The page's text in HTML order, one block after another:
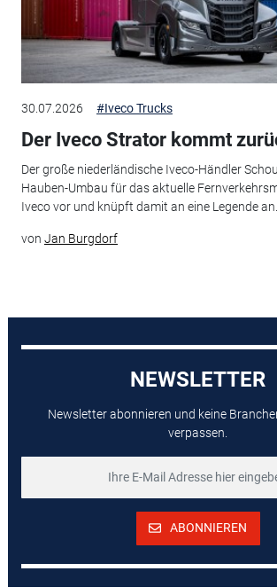
30.07.2026 #Iveco Trucks
Der Iveco Strator kommt
Der große niederländische Iveco-Händler
Hauben-Umbau für das aktuelle
Iveco vor und knüpft damit an eine Legende an.
von Jan Burgdorf
NEWSLETTER
Newsletter abonnieren und keine
verpassen.
ABONNIEREN